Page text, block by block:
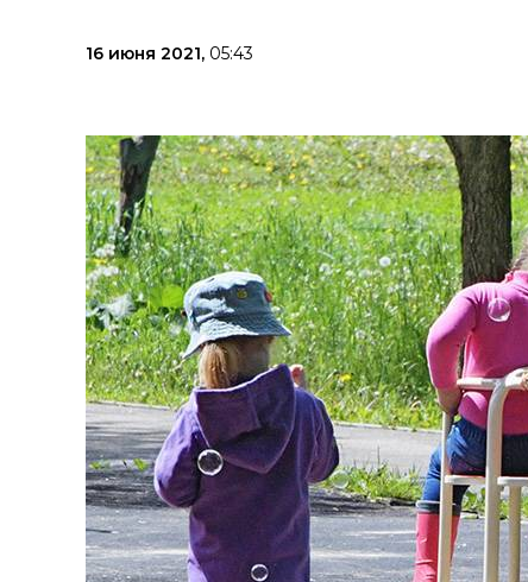
16 июня 2021, 05:43